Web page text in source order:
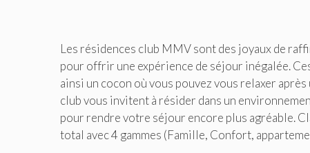
Les résidences club MMV sont des joyaux de
pour offrir une expérience de séjour inégalée.
ainsi un cocon où vous pouvez vous relaxer
club vous invitent à résider dans un
pour rendre votre séjour encore plus agréable.
total avec 4 gammes (Famille, Confort,